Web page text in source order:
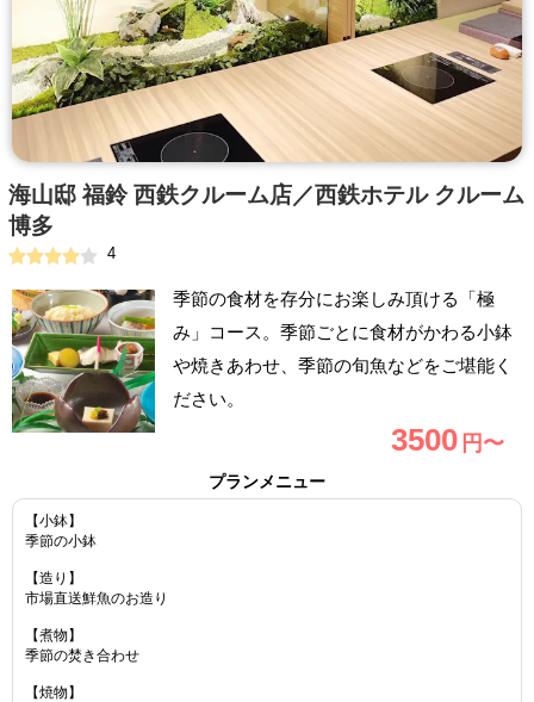
海山邸 福鈴 西鉄クルーム店／西鉄ホテル クルーム
博多
4
季節の食材を存分にお楽しみ頂ける「極
み」コース。季節ごとに食材がかわる小鉢
や焼きあわせ、季節の旬魚などをご堪能く
ださい。
3500 円〜
プランメニュー
【小鉢】
季節の小鉢
【造り】
市場直送鮮魚のお造り
【煮物】
季節の焚き合わせ
【焼物】